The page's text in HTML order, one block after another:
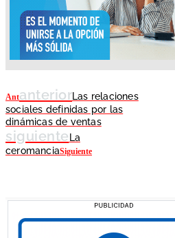
AntanteriorLas relaciones
sociales definidas por las
dinámicas de ventas
siguiente La
ceromanciaSiguiente